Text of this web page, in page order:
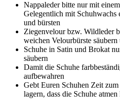
Nappaleder bitte nur mit
Gelegentlich mit Schuhwachs
und bürsten
Ziegenvelour bzw. Wildleder
weichen Velourbürste
Schuhe in Satin und Brokat
säubern
Damit die Schuhe
aufbewahren
Gebt Euren Schuhen Zeit
lagern, dass die Schuhe atmen